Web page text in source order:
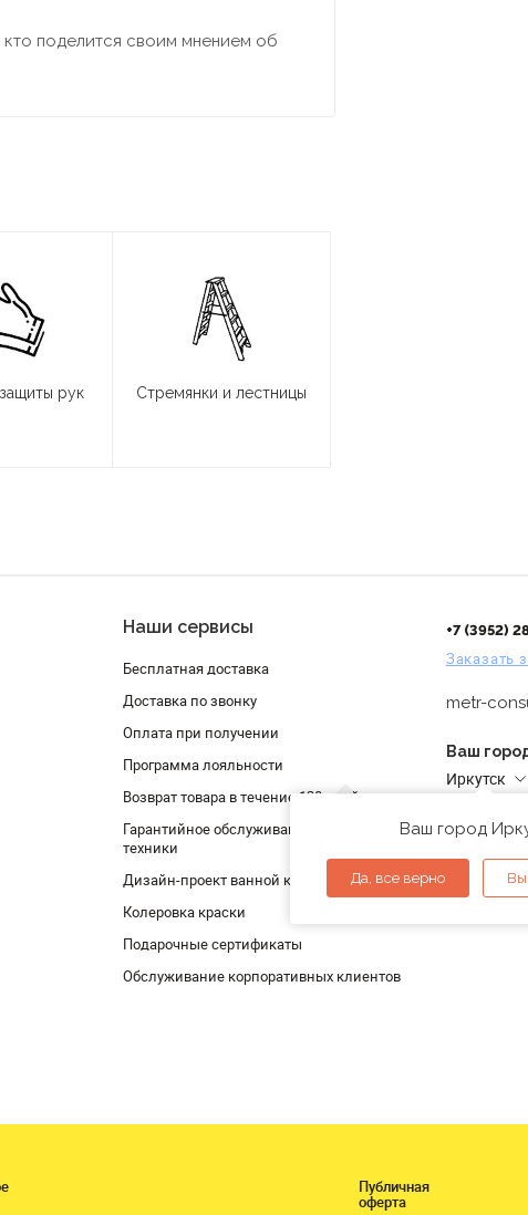
поделится своим мнением об
рук Стремянки и лестницы
Наши сервисы
Бесплатная доставка
Доставка по звонку
Оплата при получении
Программа лояльности
Возврат товара в течение 120 дней
Гарантийное обслуживание и проверка
техники
Дизайн-проект ванной комнаты
Колеровка краски
Подарочные сертификаты
Обслуживание корпоративных клиентов
+7 (3952)
Заказать
metr-
Ваш
Иркутск
Ваш город
Да, все верно
Публичная
оферта